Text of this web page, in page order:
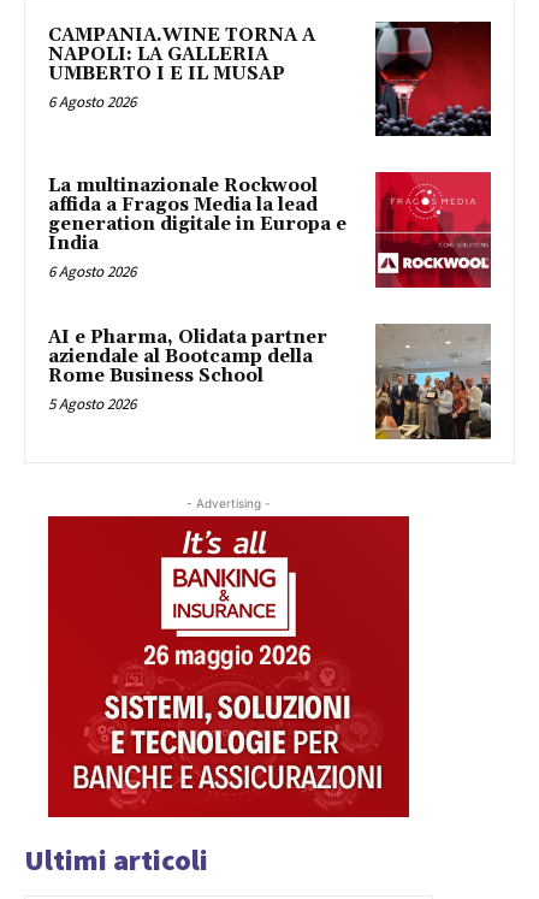
CAMPANIA.WINE TORNA A
NAPOLI: LA GALLERIA
UMBERTO I E IL MUSAP
6 Agosto 2026
La multinazionale Rockwool
affida a Fragos Media la lead
generation digitale in Europa e
India
6 Agosto 2026
AI e Pharma, Olidata partner
aziendale al Bootcamp della
Rome Business School
5 Agosto 2026
- Advertising -
Ultimi articoli